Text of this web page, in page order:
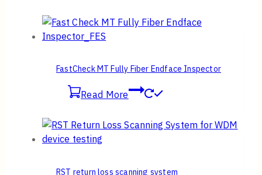
FastCheck MT Fully Fiber Endface Inspector
Read More
RST return loss scanning system